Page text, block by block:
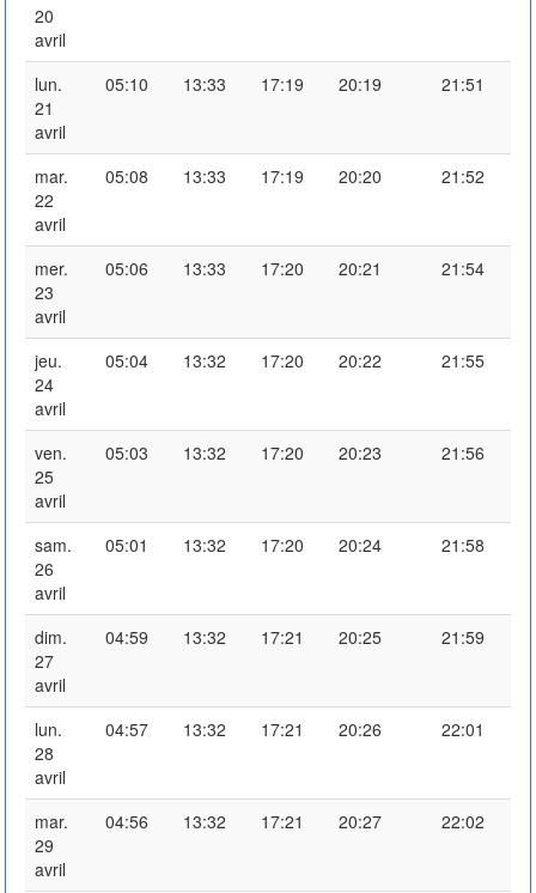
20
avril
lun.
21
avril
05:10 13:33 17:19 20:19 21:51
mar.
22
avril
05:08 13:33 17:19 20:20 21:52
mer.
23
avril
05:06 13:33 17:20 20:21 21:54
jeu.
24
avril
05:04 13:32 17:20 20:22 21:55
ven.
25
avril
05:03 13:32 17:20 20:23 21:56
sam.
26
avril
05:01 13:32 17:20 20:24 21:58
dim.
27
avril
04:59 13:32 17:21 20:25 21:59
lun.
28
avril
04:57 13:32 17:21 20:26 22:01
mar.
29
avril
04:56 13:32 17:21 20:27 22:02